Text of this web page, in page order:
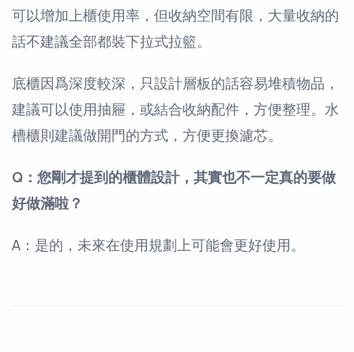
可以增加上櫃使用率，但收納空間有限，大量收納的
話不建議全部都裝下拉式拉籃。
底櫃因爲深度較深，只設計層板的話容易堆積物品，
建議可以使用抽屜，或結合收納配件，方便整理。水
槽櫃則建議做開門的方式，方便更換濾芯。
Q：您剛才提到的櫃體設計，其實也不一定真的要做
好做滿啦？
A：是的，未來在使用規劃上可能會更好使用。